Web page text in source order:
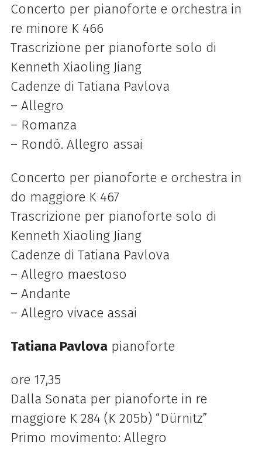
Concerto per pianoforte e orchestra in
re minore K 466
Trascrizione per pianoforte solo di
Kenneth Xiaoling Jiang
Cadenze di Tatiana Pavlova
– Allegro
– Romanza
– Rondò. Allegro assai
Concerto per pianoforte e orchestra in
do maggiore K 467
Trascrizione per pianoforte solo di
Kenneth Xiaoling Jiang
Cadenze di Tatiana Pavlova
– Allegro maestoso
– Andante
– Allegro vivace assai
Tatiana Pavlova pianoforte
ore 17,35
Dalla Sonata per pianoforte in re
maggiore K 284 (K 205b) “Dürnitz”
Primo movimento: Allegro